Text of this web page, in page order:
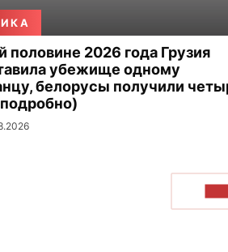
половине 2026 года Грузия
убежище одному
белорусы получили